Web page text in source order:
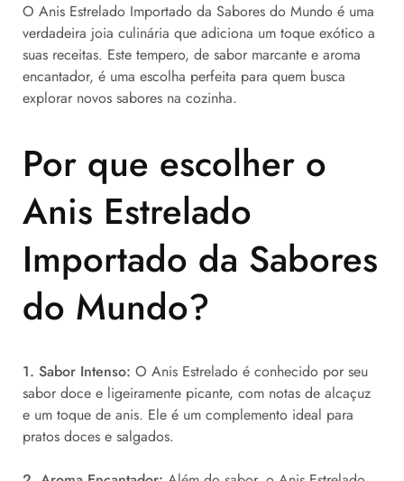
O Anis Estrelado Importado da Sabores do Mundo é uma
verdadeira joia culinária que adiciona um toque exótico a
suas receitas. Este tempero, de sabor marcante e aroma
encantador, é uma escolha perfeita para quem busca
explorar novos sabores na cozinha.
Por que escolher o
Anis Estrelado
Importado da Sabores
do Mundo?
1. Sabor Intenso: O Anis Estrelado é conhecido por seu
sabor doce e ligeiramente picante, com notas de alcaçuz
e um toque de anis. Ele é um complemento ideal para
pratos doces e salgados.